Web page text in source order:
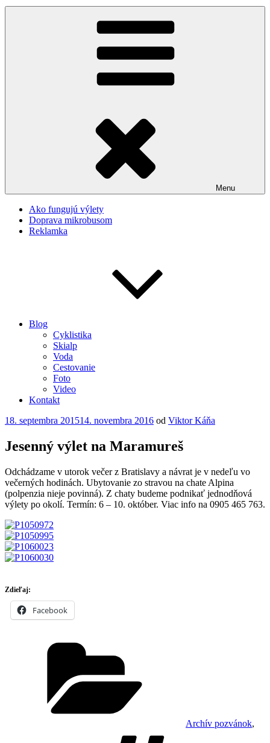
Menu
Ako fungujú výlety
Doprava mikrobusom
Reklamka
Blog
Cyklistika
Skialp
Voda
Cestovanie
Foto
Video
Kontakt
Publikované
18. septembra 201514. novembra 2016 od Viktor Káňa
Jesenný výlet na Maramureš
Odchádzame v utorok večer z Bratislavy a návrat je v nedeľu vo
večerných hodinách. Ubytovanie zo stravou na chate Alpina
(polpenzia nieje povinná). Z chaty budeme podnikať jednodňová
výlety po okolí. Termín: 6 – 10. október. Viac info na 0905 465 763.
Zdieľaj:
Facebook
Archív pozvánok,